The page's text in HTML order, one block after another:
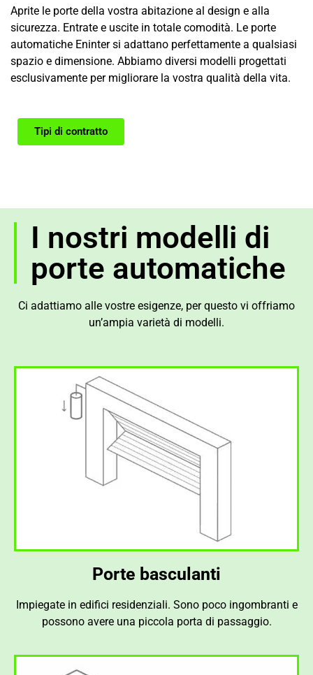
Aprite le porte della vostra abitazione al design e alla
sicurezza. Entrate e uscite in totale comodità. Le porte
automatiche Eninter si adattano perfettamente a qualsiasi
spazio e dimensione. Abbiamo diversi modelli progettati
esclusivamente per migliorare la vostra qualità della vita.
Tipi di contratto
I nostri modelli di
porte automatiche
Ci adattiamo alle vostre esigenze, per questo vi offriamo
un’ampia varietà di modelli.
Porte basculanti
Impiegate in edifici residenziali. Sono poco ingombranti e
possono avere una piccola porta di passaggio.